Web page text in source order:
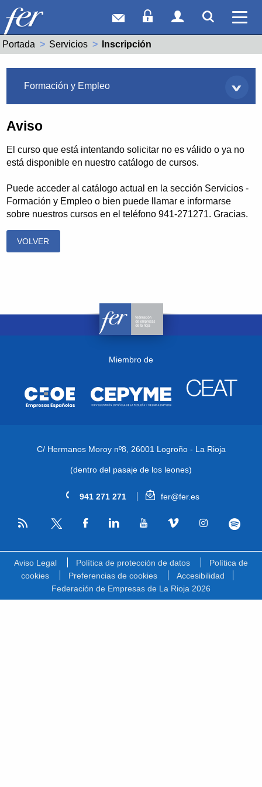
Correo webAcceso Socios
Acceso
Portada Servicios Actual:
Inscripción
Formación y Empleo
Aviso
El curso que está intentando solicitar no es válido o ya no
está disponible en nuestro catálogo de cursos.
Puede acceder al catálogo actual en la sección Servicios -
Formación y Empleo o bien puede llamar e informarse
sobre nuestros cursos en el teléfono 941-271271. Gracias.
VOLVER
Miembro de
C/ Hermanos Moroy nº8, 26001 Logroño - La Rioja
(dentro del pasaje de los leones)
941 271 271 fer@fer.es
RSS
Aviso Legal Política de protección de datos
Política de
cookies
Preferencias de cookies
Accesibilidad
Federación de Empresas de La Rioja 2026